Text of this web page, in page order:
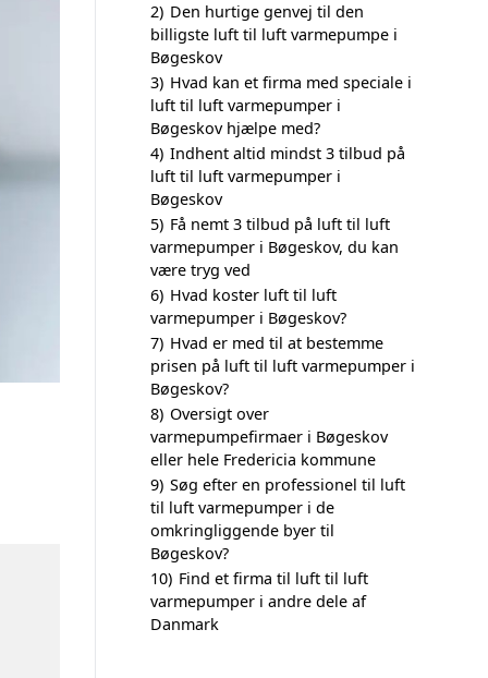
2) Den hurtige genvej til den
billigste luft til luft varmepumpe i
Bøgeskov
3) Hvad kan et firma med speciale i
luft til luft varmepumper i
Bøgeskov hjælpe med?
4) Indhent altid mindst 3 tilbud på
luft til luft varmepumper i
Bøgeskov
5) Få nemt 3 tilbud på luft til luft
varmepumper i Bøgeskov, du kan
være tryg ved
6) Hvad koster luft til luft
varmepumper i Bøgeskov?
7) Hvad er med til at bestemme
prisen på luft til luft varmepumper i
Bøgeskov?
8) Oversigt over
varmepumpefirmaer i Bøgeskov
eller hele Fredericia kommune
9) Søg efter en professionel til luft
til luft varmepumper i de
omkringliggende byer til
Bøgeskov?
10) Find et firma til luft til luft
varmepumper i andre dele af
Danmark